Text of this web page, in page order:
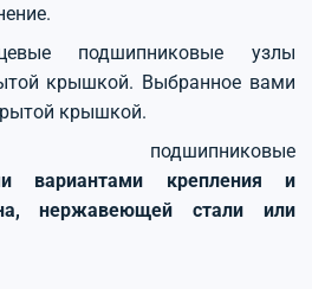
подшипниковые узлы
крышкой. Выбранное вами
крышкой.
подшипниковые
вариантами крепления и
нержавеющей стали или